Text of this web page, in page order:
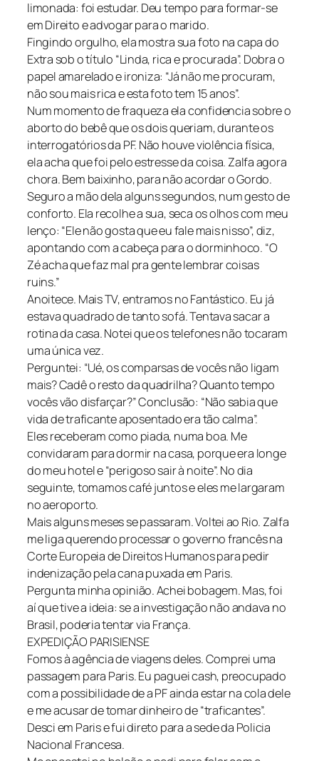
limonada: foi estudar. Deu tempo para formar-se
em Direito e advogar para o marido.
Fingindo orgulho, ela mostra sua foto na capa do
Extra sob o título “Linda, rica e procurada”. Dobra o
papel amarelado e ironiza: “Já não me procuram,
não sou mais rica e esta foto tem 15 anos”.
Num momento de fraqueza ela confidencia sobre o
aborto do bebê que os dois queriam, durante os
interrogatórios da PF. Não houve violência física,
ela acha que foi pelo estresse da coisa. Zalfa agora
chora. Bem baixinho, para não acordar o Gordo.
Seguro a mão dela alguns segundos, num gesto de
conforto. Ela recolhe a sua, seca os olhos com meu
lenço: “Ele não gosta que eu fale mais nisso”, diz,
apontando com a cabeça para o dorminhoco. “O
Zé acha que faz mal pra gente lembrar coisas
ruins.”
Anoitece. Mais TV, entramos no Fantástico. Eu já
estava quadrado de tanto sofá. Tentava sacar a
rotina da casa. Notei que os telefones não tocaram
uma única vez.
Perguntei: “Ué, os comparsas de vocês não ligam
mais? Cadê o resto da quadrilha? Quanto tempo
vocês vão disfarçar?” Conclusão: “Não sabia que
vida de traficante aposentado era tão calma”.
Eles receberam como piada, numa boa. Me
convidaram para dormir na casa, porque era longe
do meu hotel e “perigoso sair à noite”. No dia
seguinte, tomamos café juntos e eles me largaram
no aeroporto.
Mais alguns meses se passaram. Voltei ao Rio. Zalfa
me liga querendo processar o governo francês na
Corte Europeia de Direitos Humanos para pedir
indenização pela cana puxada em Paris.
Pergunta minha opinião. Achei bobagem. Mas, foi
aí que tive a ideia: se a investigação não andava no
Brasil, poderia tentar via França.
EXPEDIÇÃO PARISIENSE
Fomos à agência de viagens deles. Comprei uma
passagem para Paris. Eu paguei cash, preocupado
com a possibilidade de a PF ainda estar na cola dele
e me acusar de tomar dinheiro de “traficantes”.
Desci em Paris e fui direto para a sede da Policia
Nacional Francesa.